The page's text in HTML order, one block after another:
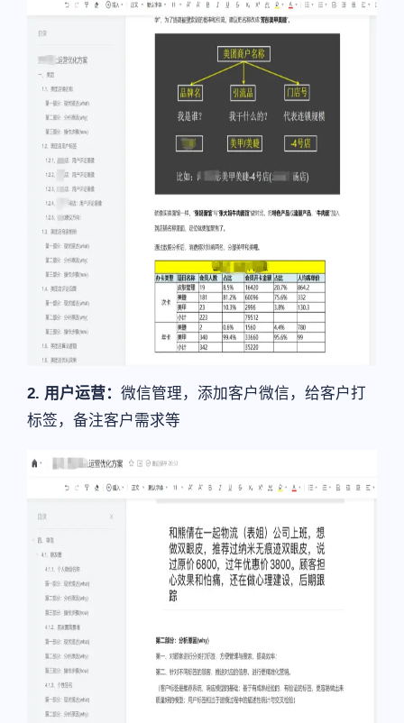
2. 用户运营： 微信管理，添加客户微信，给客户打
标签，备注客户需求等